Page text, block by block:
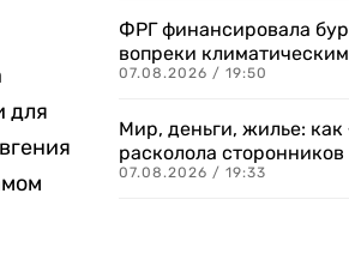
для
ФРГ финансировала
вопреки
07.08.2026 / 19:50
Мир, деньги, жилье:
расколола
07.08.2026 / 19:33